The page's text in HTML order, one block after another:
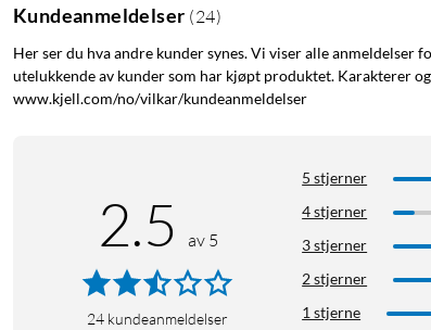
Kundeanmeldelser (24)
Her ser du hva andre kunder synes. Vi viser alle anmeldelser
utelukkende av kunder som har kjøpt produktet. Karakterer
www.kjell.com/no/vilkar/kundeanmeldelser
2.5 av 5
24 kundeanmeldelser
5 stjerner
4 stjerner
3 stjerner
2 stjerner
1 stjerne